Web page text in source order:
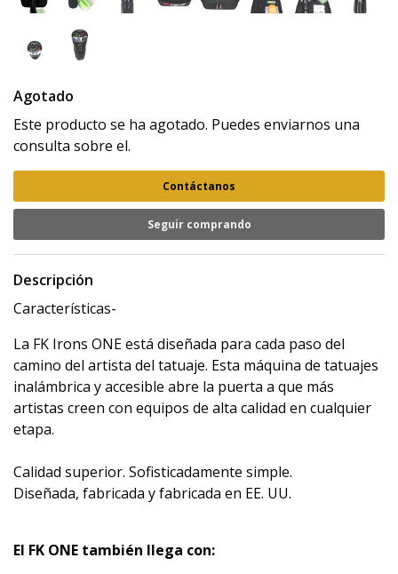
Agotado
Este producto se ha agotado. Puedes enviarnos una
consulta sobre el.
Contáctanos
Seguir comprando
Descripción
Características-
La FK Irons ONE está diseñada para cada paso del
camino del artista del tatuaje. Esta máquina de tatuajes
inalámbrica y accesible abre la puerta a que más
artistas creen con equipos de alta calidad en cualquier
etapa.
Calidad superior. Sofisticadamente simple.
Diseñada, fabricada y fabricada en EE. UU.
El FK ONE también llega con: